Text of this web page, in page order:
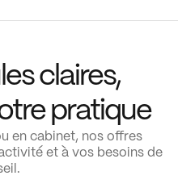
claires,
pratique
en cabinet, nos offres
et à vos besoins de